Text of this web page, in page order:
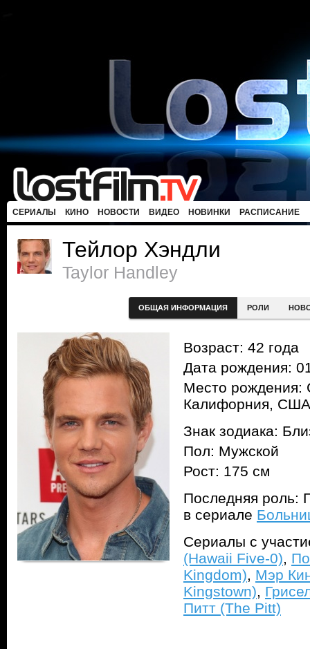
СЕРИАЛЫ КИНО НОВОСТИ ВИДЕО НОВИНКИ РАСПИСАНИЕ
Тейлор Хэндли
Taylor Handley
ОБЩАЯ ИНФОРМАЦИЯ РОЛИ
Возраст: 42 года
Дата рождения:
Место рождения:
Калифорния, США
Знак зодиака:
Пол: Мужской
Рост: 175 см
Последняя роль:
в сериале
Сериалы с
(Hawaii Five-0),
Kingdom), Мэр
Kingstown),
Питт (The Pitt)